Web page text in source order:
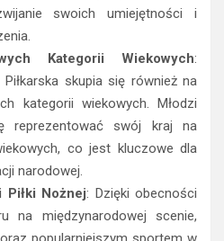
swoich umiejętności i
Kategorii Wiekowych:
skupia się również na
kategorii wiekowych. Młodzi
reprezentować swój kraj na
co jest kluczowe dla
narodowej.
Piłki Nożnej: Dzięki obecności
na międzynarodowej scenie,